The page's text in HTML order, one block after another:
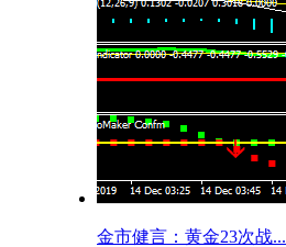
金市健言：黄金23次战...